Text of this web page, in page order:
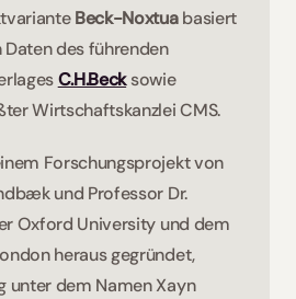
Beck-Noxtua basiert
des führenden
C.H.Beck sowie
Wirtschaftskanzlei CMS.
Forschungsprojekt von
und Professor Dr.
Oxford University und dem
heraus gegründet,
unter dem Namen Xayn